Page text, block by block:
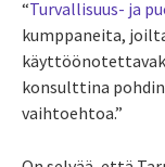
“Turvallisuus- ja
kumppaneita,
konsulttina
vaihtoehtoa.”